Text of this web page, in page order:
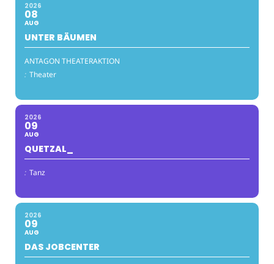
2026
08
AUG
UNTER BÄUMEN
ANTAGON THEATERAKTION
: Theater
2026
09
AUG
QUETZAL_
: Tanz
2026
09
AUG
DAS JOBCENTER